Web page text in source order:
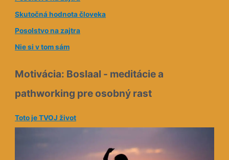
s
Skutočná hodnota človeka
Posolstvo na zajtra
Nie si v tom sám
Motivácia: Boslaal - meditácie a
pathworking pre osobný rast
Toto je TVOJ život